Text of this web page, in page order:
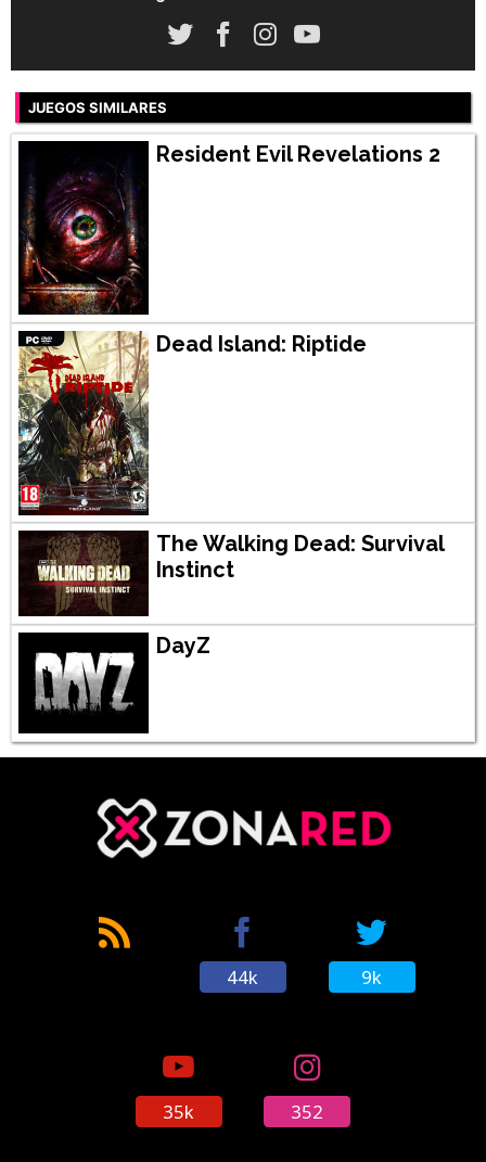
JUEGOS SIMILARES
Resident Evil Revelations 2
Dead Island: Riptide
The Walking Dead: Survival
Instinct
DayZ
44k 9k
35k 352